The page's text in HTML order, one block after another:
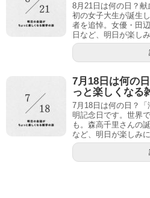
8月21日は何の日？
初の女子大生が誕生
者を追悼。女優・田
日など、明日が楽し
7月18日は何の
っと楽しくなる
7月18日は何の日？
明記念日です。世界
も。森高千里さんの
など、明日が楽しみ